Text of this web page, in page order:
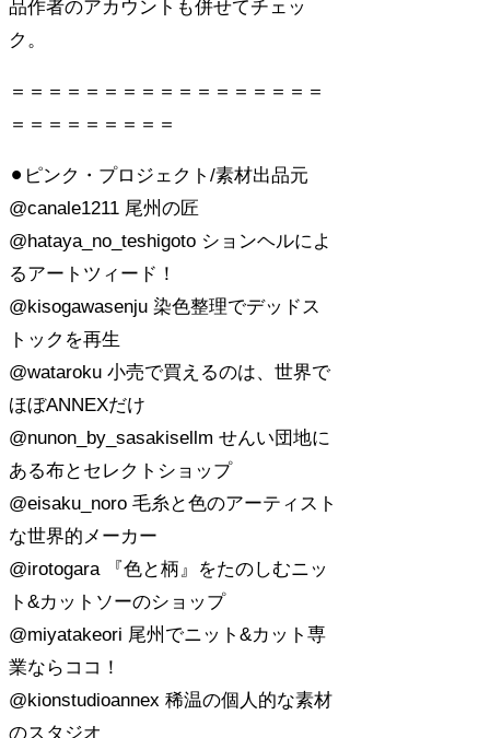
品作者のアカウントも併せてチェッ
ク。
＝＝＝＝＝＝＝＝＝＝＝＝＝＝＝＝＝
＝＝＝＝＝＝＝＝＝
⚫︎ピンク・プロジェクト/素材出品元
@canale1211 尾州の匠
@hataya_no_teshigoto ションヘルによ
るアートツィード！
@kisogawasenju 染色整理でデッドス
トックを再生
@wataroku 小売で買えるのは、世界で
ほぼANNEXだけ
@nunon_by_sasakisellm せんい団地に
ある布とセレクトショップ
@eisaku_noro 毛糸と色のアーティスト
な世界的メーカー
@irotogara 『色と柄』をたのしむニッ
ト&カットソーのショップ
@miyatakeori 尾州でニット&カット専
業ならココ！
@kionstudioannex 稀温の個人的な素材
のスタジオ